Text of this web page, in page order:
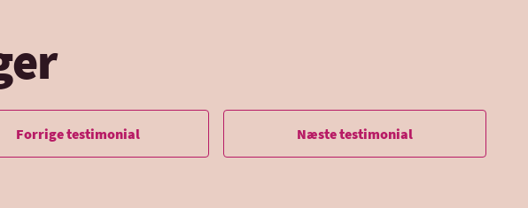
Forrige testimonial Næste testimonial